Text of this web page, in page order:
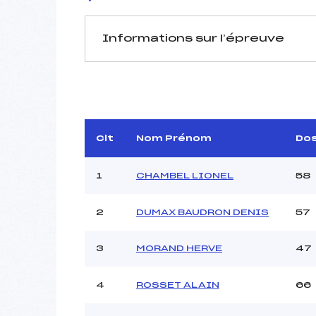
Informations sur l’épreuve
Arbitre :
Assistant :
MANCHE 1
Heure de départ :
Ouvreurs A :
Clt Nom Prénom
1 CHAMBEL LIONEL 58
2 DUMAX BAUDRON DENIS 57
3 MORAND HERVE 47
4 ROSSET ALAIN 66